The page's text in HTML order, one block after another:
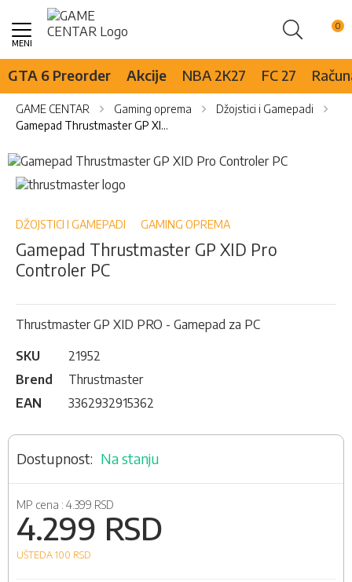
Pretraži
Skip
Content
GTA 6 Preorder Akcije NBA 2K27 FC 27
GAME CENTAR Gaming oprema
Džojstici i Gamepadi
Gamepad Thrustmaster GP XID Pro Controler PC
Skip
to
the
of
images
gallery
Skip
to
beginning
the
images
DŽOJSTICI I GAMEPADI GAMING OPREMA
Gamepad Thrustmaster GP XID Pro
Controler PC
Thrustmaster GP XID PRO - Gamepad za PC
SKU
21952
Brend
Thrustmaster
EAN
3362932915362
Na stanju
MP cena : 4.399 RSD
4.299 RSD
UŠTEDA 100 RSD